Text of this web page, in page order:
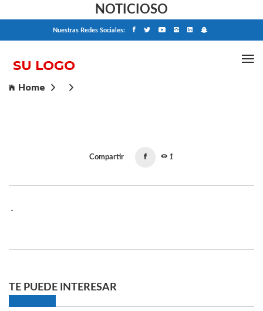
NOTICIOSO
Nuestras Redes Sociales:
Home
Compartir 1
-
TE PUEDE INTERESAR